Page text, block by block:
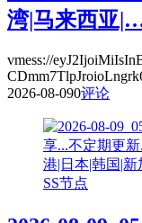
湾|马来西亚
vmess://
2026-08-090评论
SS节点